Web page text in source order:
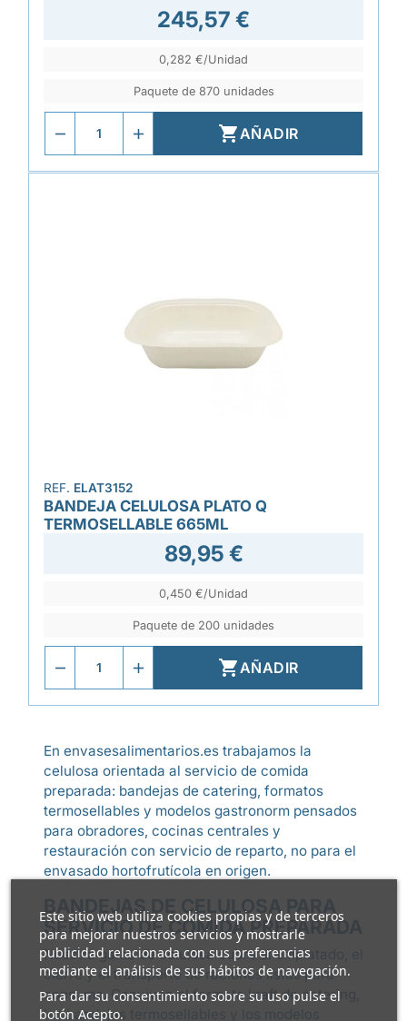
Este sitio web utiliza cookies propias y de terceros
para mejorar nuestros servicios y mostrarle
publicidad relacionada con sus preferencias
mediante el análisis de sus hábitos de navegación.
Para dar su consentimiento sobre su uso pulse el
botón Acepto.
245,57 €
0,282 €/Unidad
Paquete de 870 unidades
AÑADIR
REF. ELAT3152
BANDEJA CELULOSA PLATO Q
TERMOSELLABLE 665ML
89,95 €
0,450 €/Unidad
Paquete de 200 unidades
AÑADIR
En envasesalimentarios.es trabajamos la
celulosa orientada al servicio de comida
preparada: bandejas de catering, formatos
termosellables y modelos gastronorm pensados
para obradores, cocinas centrales y
restauración con servicio de reparto, no para el
envasado hortofrutícola en origen.
BANDEJAS DE CELULOSA PARA
SERVICIO DE COMIDA PREPARADA
Nuestra gama de celulosa cubre el emplatado, el
cierre y el transporte de raciones listas para
consumo. Conviven el formato kraft de catering,
las bandejas termosellables y los modelos